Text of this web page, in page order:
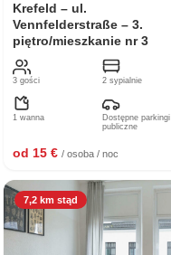
Krefeld – ul.
Vennfelderstraße – 3.
piętro/mieszkanie nr 3
3 gości 2 sypialnie
1 wanna
Dostępne parkingi
publiczne
od 15 € / osoba / noc
7,2 km stąd